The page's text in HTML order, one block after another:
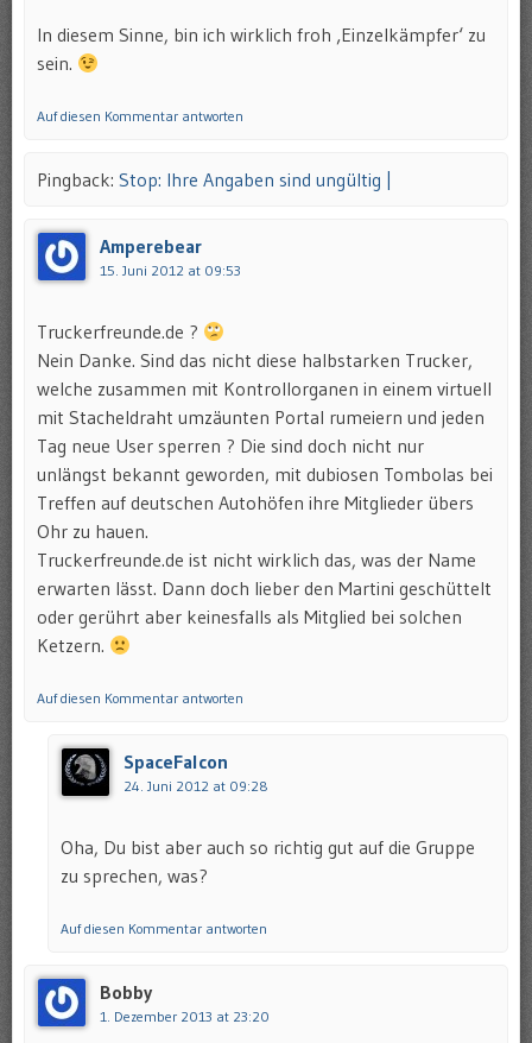
In diesem Sinne, bin ich wirklich froh ‚Einzelkämpfer‘ zu
sein.
Auf diesen Kommentar antworten
Pingback: Stop: Ihre Angaben sind ungültig |
Amperebear
15. Juni 2012 at 09:53
Truckerfreunde.de ?
Nein Danke. Sind das nicht diese halbstarken Trucker,
welche zusammen mit Kontrollorganen in einem virtuell
mit Stacheldraht umzäunten Portal rumeiern und jeden
Tag neue User sperren ? Die sind doch nicht nur
unlängst bekannt geworden, mit dubiosen Tombolas bei
Treffen auf deutschen Autohöfen ihre Mitglieder übers
Ohr zu hauen.
Truckerfreunde.de ist nicht wirklich das, was der Name
erwarten lässt. Dann doch lieber den Martini geschüttelt
oder gerührt aber keinesfalls als Mitglied bei solchen
Ketzern.
Auf diesen Kommentar antworten
SpaceFalcon
24. Juni 2012 at 09:28
Oha, Du bist aber auch so richtig gut auf die Gruppe
zu sprechen, was?
Auf diesen Kommentar antworten
Bobby
1. Dezember 2013 at 23:20